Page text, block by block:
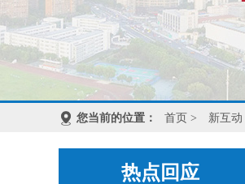
您当前的位置： 首页 > 新互动
热点回应